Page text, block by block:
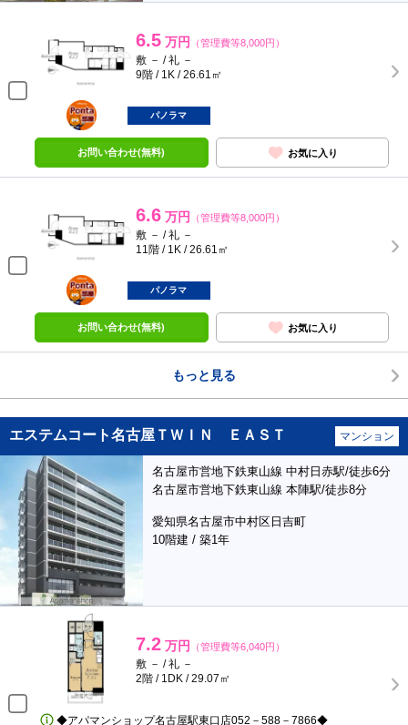
6.5 万円 （管理費等8,000円）
敷 － / 礼 －
9階 / 1K / 26.61㎡
ポンタ
部屋
パノラマ
お問い合わせ(無料) お気に入り
6.6 万円 （管理費等8,000円）
敷 － / 礼 －
11階 / 1K / 26.61㎡
ポンタ
部屋
パノラマ
お問い合わせ(無料) お気に入り
もっと見る
エステムコート名古屋ＴＷＩＮ ＥＡＳＴ マンション
名古屋市営地下鉄東山線 中村日赤駅/徒歩6分
名古屋市営地下鉄東山線 本陣駅/徒歩8分
愛知県名古屋市中村区日吉町
10階建 / 築1年
7.2 万円 （管理費等6,040円）
敷 － / 礼 －
2階 / 1DK / 29.07㎡
◆アパマンショップ名古屋駅東口店052－588－7866◆